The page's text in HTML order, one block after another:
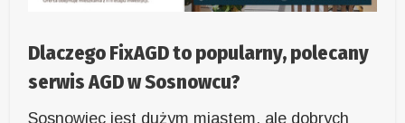
Dlaczego FixAGD to popularny, polecany
serwis AGD w Sosnowcu?
Sosnowiec jest dużym miastem, ale dobrych